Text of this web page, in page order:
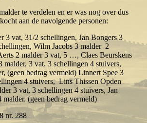
te verdelen en er was nog over dus
aan de navolgende personen:
3 vat, 31/2 schellingen, Jan Bongers 3
Wilm Jacobs 3 malder 2
2 malder 3 vat, 5 …, Claes Beurskens
malder, 3 vat, 3 schellingen 4 stuivers,
(geen bedrag vermeld) Linnert Spee 3
4 stuivers, Lins Thissen Opden
3 vat, 3 schellingen 4 stuivers, Jan
(geen bedrag vermeld)
nr. 288